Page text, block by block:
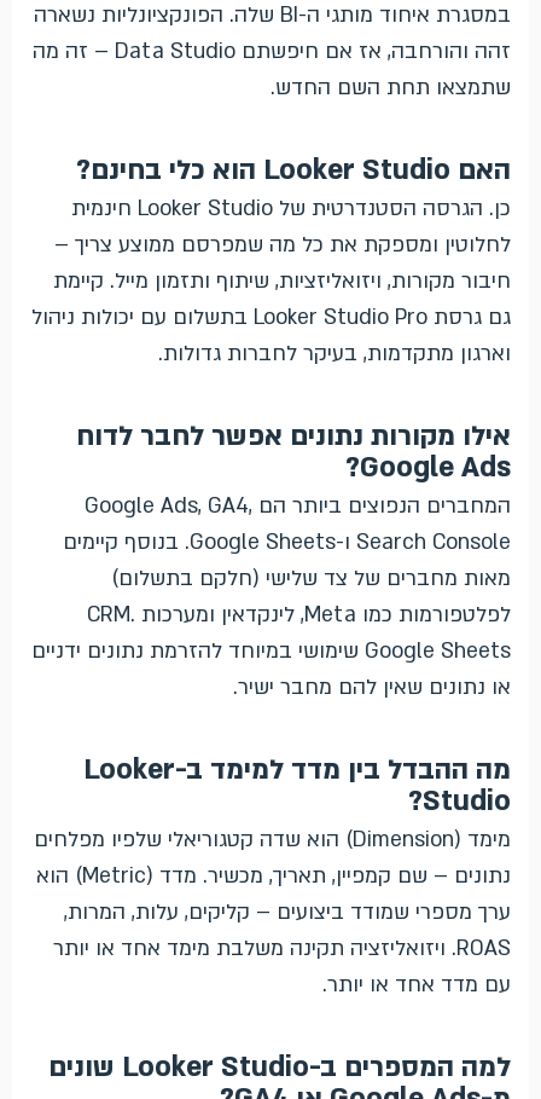
במסגרת איחוד מותגי ה-BI שלה. הפונקציונליות נשארה
זהה והורחבה, אז אם חיפשתם Data Studio – זה מה
שתמצאו תחת השם החדש.
האם Looker Studio הוא כלי בחינם?
כן. הגרסה הסטנדרטית של Looker Studio חינמית
לחלוטין ומספקת את כל מה שמפרסם ממוצע צריך –
חיבור מקורות, ויזואליזציות, שיתוף ותזמון מייל. קיימת
גם גרסת Looker Studio Pro בתשלום עם יכולות ניהול
וארגון מתקדמות, בעיקר לחברות גדולות.
אילו מקורות נתונים אפשר לחבר לדוח
Google Ads?
המחברים הנפוצים ביותר הם Google Ads, GA4,
Search Console ו-Google Sheets. בנוסף קיימים
מאות מחברים של צד שלישי (חלקם בתשלום)
לפלטפורמות כמו Meta, לינקדאין ומערכות CRM.
Google Sheets שימושי במיוחד להזרמת נתונים ידניים
או נתונים שאין להם מחבר ישיר.
מה ההבדל בין מדד למימד ב-Looker
Studio?
מימד (Dimension) הוא שדה קטגוריאלי שלפיו מפלחים
נתונים – שם קמפיין, תאריך, מכשיר. מדד (Metric) הוא
ערך מספרי שמודד ביצועים – קליקים, עלות, המרות,
ROAS. ויזואליזציה תקינה משלבת מימד אחד או יותר
עם מדד אחד או יותר.
למה המספרים ב-Looker Studio שונים